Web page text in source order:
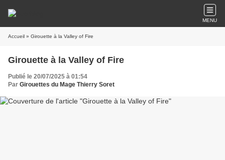
MENU
Accueil » Girouette à la Valley of Fire
Girouette à la Valley of Fire
Publié le 20/07/2025 à 01:54
Par Girouettes du Mage Thierry Soret